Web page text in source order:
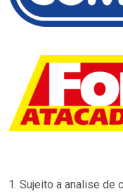
1. Sujeito a analise de